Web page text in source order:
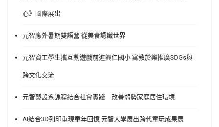
心》國際展出
元智應外暑期雙語營 從美食認識世界
元智資工學生攜互動遊戲前進興仁國小 寓教於樂推廣SDGs與
跨文化交流
元智藝設系課程結合社會實踐 改善弱勢家庭居住環境
AI結合3D列印重現童年回憶 元智大學展出跨代童玩成果展